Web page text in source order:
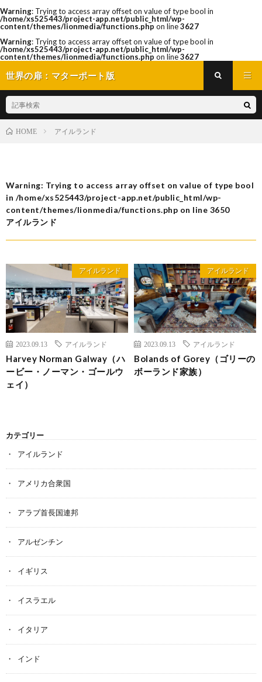
Warning: Trying to access array offset on value of type bool in
/home/xs525443/project-app.net/public_html/wp-
content/themes/lionmedia/functions.php on line3627
Warning: Trying to access array offset on value of type bool in
/home/xs525443/project-app.net/public_html/wp-
content/themes/lionmedia/functions.php on line3627
世界の扉：マターポート版
HOME アイルランド
Warning: Trying to access array offset on value of type bool
in /home/xs525443/project-app.net/public_html/wp-
content/themes/lionmedia/functions.php on line 3650
アイルランド
アイルランド
2023.09.13 アイルランド
Harvey Norman Galway（ハ
ービー・ノーマン・ゴールウ
ェイ）
アイルランド
2023.09.13 アイルランド
Bolands of Gorey（ゴリーの
ボーランド家族）
カテゴリー
アイルランド
アメリカ合衆国
アラブ首長国連邦
アルゼンチン
イギリス
イスラエル
イタリア
インド